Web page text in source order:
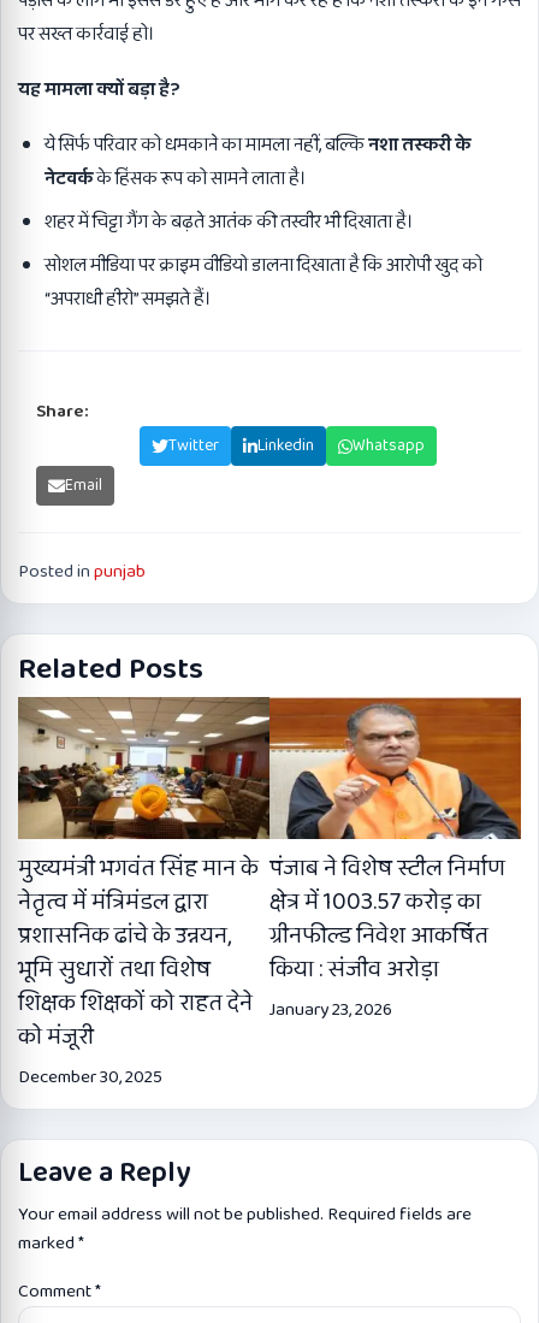
पर सख्त कार्रवाई हो।
यह मामला क्यों बड़ा है?
ये सिर्फ परिवार को धमकाने का मामला नहीं, बल्किनशा तस्करी के
नेटवर्कके हिंसक रूप को सामने लाता है।
शहर में चिट्टा गैंग के बढ़ते आतंक की तस्वीर भी दिखाता है।
सोशल मीडिया पर क्राइम वीडियो डालना दिखाता है कि आरोपी खुद को
“अपराधी हीरो” समझते हैं।
Share:
Twitter Linkedin
Whatsapp
Email
Posted inpunjab
Related Posts
मुख्यमंत्री भगवंत सिंह मान के
नेतृत्व में मंत्रिमंडल द्वारा
प्रशासनिक ढांचे के उन्नयन,
भूमि सुधारों तथा विशेष
शिक्षक शिक्षकों को राहत देने
को मंजूरी
December 30, 2025
पंजाब ने विशेष स्टील निर्माण
क्षेत्र में 1003.57 करोड़ का
ग्रीनफील्ड निवेश आकर्षित
किया : संजीव अरोड़ा
January 23, 2026
Leave a Reply
Your email address will not be published. Required fields are
marked*
Comment*